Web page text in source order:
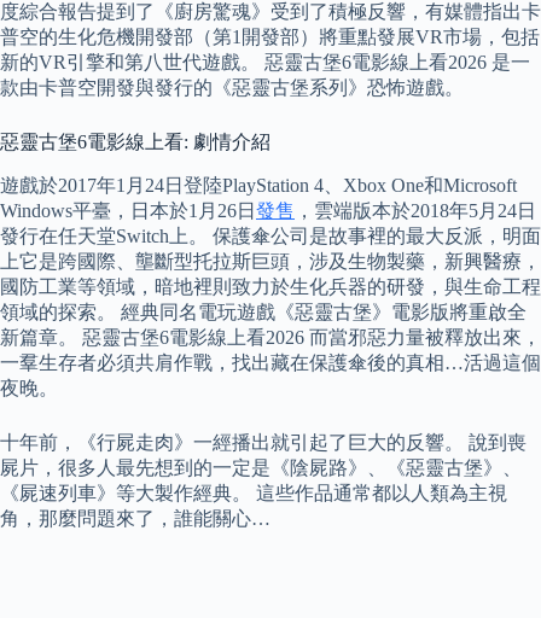
度綜合報告提到了《廚房驚魂》受到了積極反響，有媒體指出卡
普空的生化危機開發部（第1開發部）將重點發展VR市場，包括
新的VR引擎和第八世代遊戲。 惡靈古堡6電影線上看2026 是一
款由卡普空開發與發行的《惡靈古堡系列》恐怖遊戲。
惡靈古堡6電影線上看: 劇情介紹
遊戲於2017年1月24日登陸PlayStation 4、Xbox One和Microsoft
Windows平臺，日本於1月26日 發售 ，雲端版本於2018年5月24日
發行在任天堂Switch上。 保護傘公司是故事裡的最大反派，明面
上它是跨國際、壟斷型托拉斯巨頭，涉及生物製藥，新興醫療，
國防工業等領域，暗地裡則致力於生化兵器的研發，與生命工程
領域的探索。 經典同名電玩遊戲《惡靈古堡》電影版將重啟全
新篇章。 惡靈古堡6電影線上看2026 而當邪惡力量被釋放出來，
一羣生存者必須共肩作戰，找出藏在保護傘後的真相…活過這個
夜晚。
十年前，《行屍走肉》一經播出就引起了巨大的反響。 說到喪
屍片，很多人最先想到的一定是《陰屍路》、《惡靈古堡》、
《屍速列車》等大製作經典。 這些作品通常都以人類為主視
角，那麼問題來了，誰能關心…